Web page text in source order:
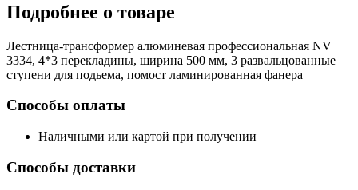
Подробнее о товаре
Лестница-трансформер алюминевая профессиональная NV
3334, 4*3 перекладины, ширина 500 мм, 3 развальцованные
ступени для подьема, помост ламинированная фанера
Способы оплаты
Наличными или картой при получении
Способы доставки